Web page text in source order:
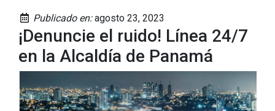
Publicado en:agosto 23, 2023
¡Denuncie el ruido! Línea 24/7
en la Alcaldía de Panamá